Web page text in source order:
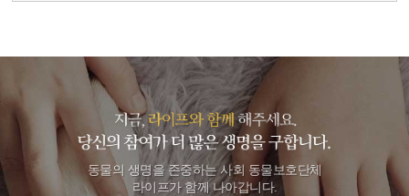
동물의 생명을 존중하는 사회 동물보호단체
라이프가 함께 나아갑니다.